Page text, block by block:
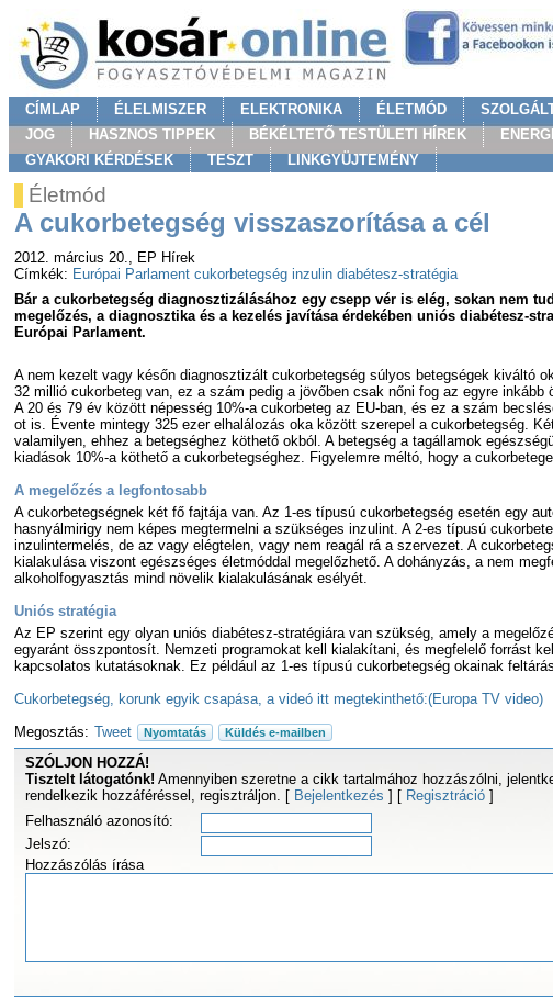
CÍMLAP ÉLELMISZER ELEKTRONIKA ÉLETMÓD
JOG
HASZNOS TIPPEK BÉKÉLTETŐ TESTÜLETI HÍREK
GYAKORI KÉRDÉSEK
TESZT LINKGYÜJTEMÉNY
Életmód
A cukorbetegség visszaszorítása a cél
2012. március 20., EP Hírek
Címkék: Európai Parlament cukorbetegség inzulin diabétesz-stratégia
Bár a cukorbetegség diagnosztizálásához egy csepp vér is elég, sokan nem
megelőzés, a diagnosztika és a kezelés javítása érdekében uniós diabétesz-
Európai Parlament.
A nem kezelt vagy későn diagnosztizált cukorbetegség súlyos betegségek kiváltó
32 millió cukorbeteg van, ez a szám pedig a jövőben csak nőni fog az egyre inkább
A 20 és 79 év között népesség 10%-a cukorbeteg az EU-ban, és ez a szám
ot is. Évente mintegy 325 ezer elhalálozás oka között szerepel a cukorbetegség.
valamilyen, ehhez a betegséghez köthető okból. A betegség a tagállamok
kiadások 10%-a köthető a cukorbetegséghez. Figyelemre méltó, hogy a
A megelőzés a legfontosabb
A cukorbetegségnek két fő fajtája van. Az 1-es típusú cukorbetegség esetén egy
hasnyálmirigy nem képes megtermelni a szükséges inzulint. A 2-es típusú
inzulintermelés, de az vagy elégtelen, vagy nem reagál rá a szervezet. A
kialakulása viszont egészséges életmóddal megelőzhető. A dohányzás, a nem
alkoholfogyasztás mind növelik kialakulásának esélyét.
Uniós stratégia
Az EP szerint egy olyan uniós diabétesz-stratégiára van szükség, amely a
egyaránt összpontosít. Nemzeti programokat kell kialakítani, és megfelelő forrást
kapcsolatos kutatásoknak. Ez például az 1-es típusú cukorbetegség okainak
Cukorbetegség, korunk egyik csapása, a videó itt megtekinthető:(Europa TV video)
Megosztás: Tweet Nyomtatás Küldés e-mailben
SZÓLJON HOZZÁ!
Tisztelt látogatónk! Amennyiben szeretne a cikk tartalmához hozzászólni,
rendelkezik hozzáféréssel, regisztráljon. [ Bejelentkezés ] [ Regisztráció ]
Felhasználó azonosító:
Jelszó:
Hozzászólás írása